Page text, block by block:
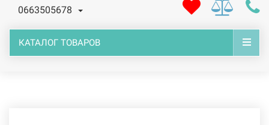
0663505678
КАТАЛОГ ТОВАРОВ